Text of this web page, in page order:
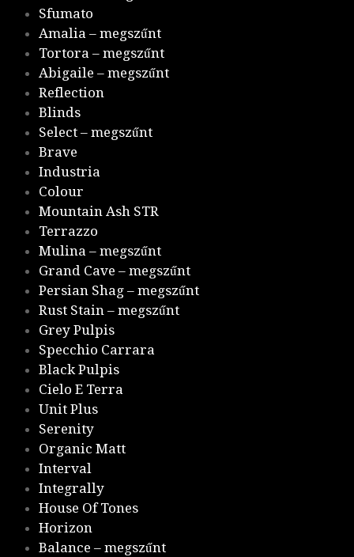
Sfumato
Amalia – megszűnt
Tortora – megszűnt
Abigaile – megszűnt
Reflection
Blinds
Select – megszűnt
Brave
Industria
Colour
Mountain Ash STR
Terrazzo
Mulina – megszűnt
Grand Cave – megszűnt
Persian Shag – megszűnt
Rust Stain – megszűnt
Grey Pulpis
Specchio Carrara
Black Pulpis
Cielo E Terra
Unit Plus
Serenity
Organic Matt
Interval
Integrally
House Of Tones
Horizon
Balance – megszűnt